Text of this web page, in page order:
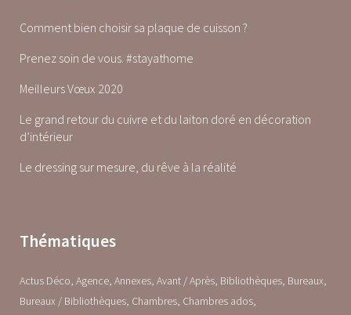
Comment bien choisir sa plaque de cuisson ?
Prenez soin de vous. #stayathome
Meilleurs Vœux 2020
Le grand retour du cuivre et du laiton doré en décoration
d’intérieur
Le dressing sur mesure, du rêve à la réalité
Thématiques
Actus Déco Agence Annexes Avant / Après Bibliothèques Bureaux
Bureaux / Bibliothèques Chambres Chambres ados